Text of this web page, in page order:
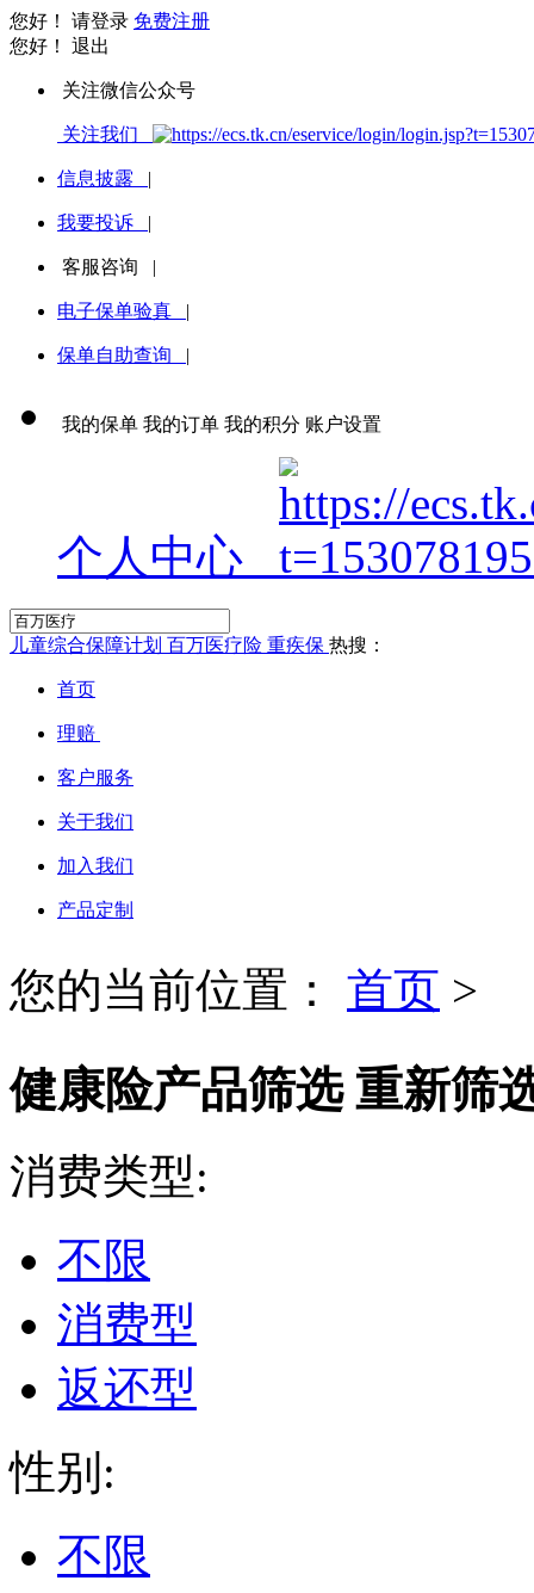
您好！ 请登录 免费注册
您好！ 退出
关注微信公众号
关注我们
信息披露 |
我要投诉 |
客服咨询 |
电子保单验真 |
保单自助查询 |
我的保单 我的订单 我的积分 账户设置
个人中心
儿童综合保障计划 百万医疗险 重疾保 热搜：
首页
理赔
客户服务
关于我们
加入我们
产品定制
您的当前位置： 首页 >
健康险产品筛选 重新筛
消费类型:
不限
消费型
返还型
性别:
不限